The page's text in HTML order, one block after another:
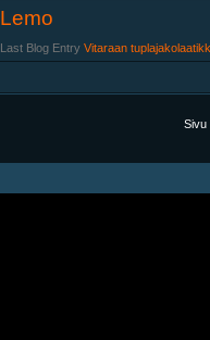
Lemo
Last Blog Entry Vitaraan
Sivu